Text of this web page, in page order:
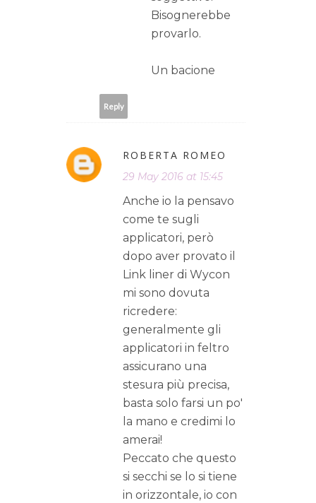
Bisognerebbe
provarlo.
Un bacione
Reply
ROBERTA ROMEO
29 May 2016 at 15:45
Anche io la pensavo
come te sugli
applicatori, però
dopo aver provato il
Link liner di Wycon
mi sono dovuta
ricredere:
generalmente gli
applicatori in feltro
assicurano una
stesura più precisa,
basta solo farsi un po'
la mano e credimi lo
amerai!
Peccato che questo
si secchi se lo si tiene
in orizzontale, io con